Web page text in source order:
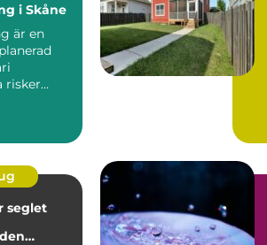
i Skåne
är en
risker